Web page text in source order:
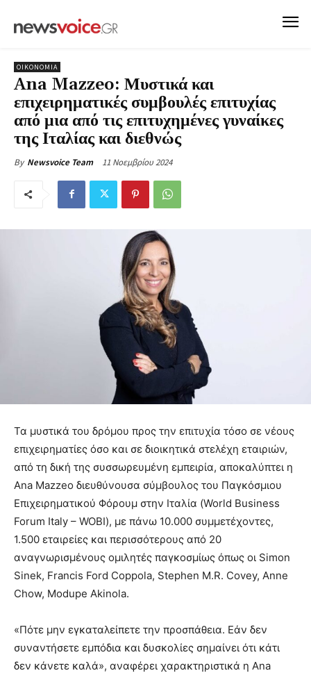
ΟΙΚΟΝΟΜΙΑ
Ana Mazzeo: Μυστικά και
επιχειρηματικές συμβουλές επιτυχίας
από μια από τις επιτυχημένες γυναίκες
της Ιταλίας και διεθνώς
By Newsvoice Team 11 Νοεμβρίου 2024
Τα μυστικά του δρόμου προς την επιτυχία τόσο σε νέους
επιχειρηματίες όσο και σε διοικητικά στελέχη εταιριών,
από τη δική της συσσωρευμένη εμπειρία, αποκαλύπτει η
Ana Mazzeo διευθύνουσα σύμβουλος του Παγκόσμιου
Επιχειρηματικού Φόρουμ στην Ιταλία (World Business
Forum Italy – WOBI), με πάνω 10.000 συμμετέχοντες,
1.500 εταιρείες και περισσότερους από 20
αναγνωρισμένους ομιλητές παγκοσμίως όπως οι Simon
Sinek, Francis Ford Coppola, Stephen M.R. Covey, Anne
Chow, Modupe Akinola.
«Πότε μην εγκαταλείπετε την προσπάθεια. Εάν δεν
συναντήσετε εμπόδια και δυσκολίες σημαίνει ότι κάτι
δεν κάνετε καλά», αναφέρει χαρακτηριστικά η Ana